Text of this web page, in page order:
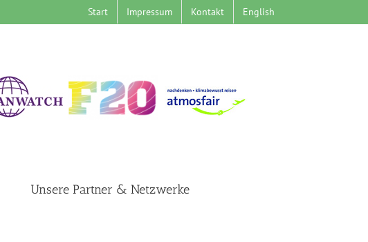
Start Impressum Kontakt English
Unsere Partner & Netzwerke